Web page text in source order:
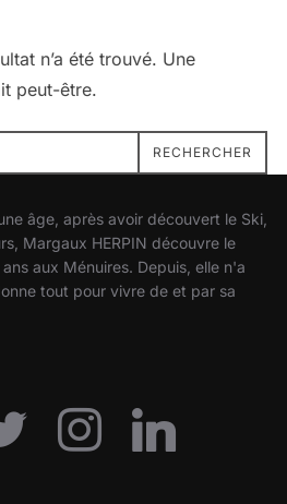
n’a été trouvé. Une
peut-être.
RECHERCHER
âge, après avoir découvert le Ski,
Margaux HERPIN découvre le
aux Ménuires. Depuis, elle n'a
tout pour vivre de et par sa